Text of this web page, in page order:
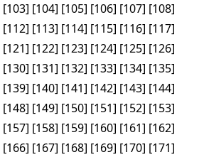
[103] [104] [105] [106] [107] [108]
[112] [113] [114] [115] [116] [117]
[121] [122] [123] [124] [125] [126]
[130] [131] [132] [133] [134] [135]
[139] [140] [141] [142] [143] [144]
[148] [149] [150] [151] [152] [153]
[157] [158] [159] [160] [161] [162]
[166] [167] [168] [169] [170] [171]